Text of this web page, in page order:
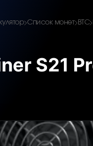
Список монет BTC
S21